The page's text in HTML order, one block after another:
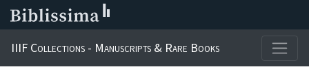
IIIF Collections - Manuscripts & Rare Books